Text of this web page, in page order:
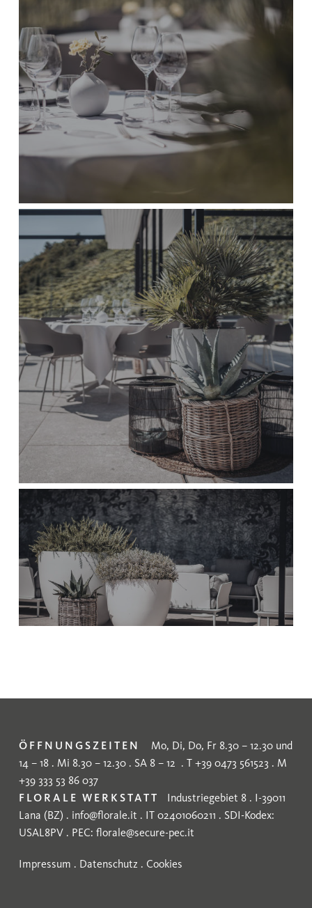
ÖFFNUNGSZEITEN
Mo, Di, Do, Fr 8.30 – 12.30 und
14 – 18 . Mi 8.30 – 12.30 . SA 8 – 12 . T +39 0473 561523 . M
+39 333 53 86 037
FLORALE WERKSTATT
Industriegebiet 8 . I-39011
Lana (BZ) . info@florale.it . IT 02401060211 . SDI-Kodex:
USAL8PV . PEC: florale@secure-pec.it
Impressum . Datenschutz . Cookies